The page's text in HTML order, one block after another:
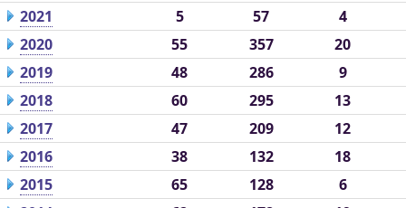
2021
5 57
4
2020
55 357
20
2019
48 286
9
2018
60 295
13
2017
47 209
12
2016
38 132
18
2015
65 128
6